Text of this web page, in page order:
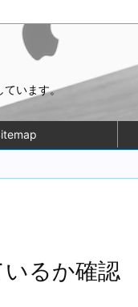
ています。
るか確認